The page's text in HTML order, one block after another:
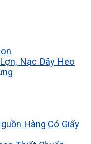
Nạc Dây Heo
Hàng Có Giấy